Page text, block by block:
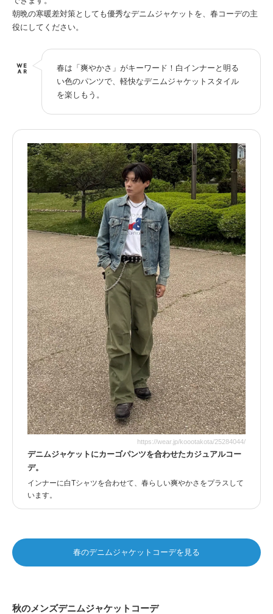
朝晩の寒暖差対策としても優秀なデニムジャケットを、春コーデの主
役にしてください。
春は「爽やかさ」がキーワード！白インナーと明る
い色のパンツで、軽快なデニムジャケットスタイル
を楽しもう。
https://wear.jp/koootakota/25284044/
デニムジャケットにカーゴパンツを合わせたカジュアルコー
デ。
インナーに白Tシャツを合わせて、春らしい爽やかさをプラスして
います。
春のデニムジャケットコーデを見る
秋のメンズデニムジャケットコーデ